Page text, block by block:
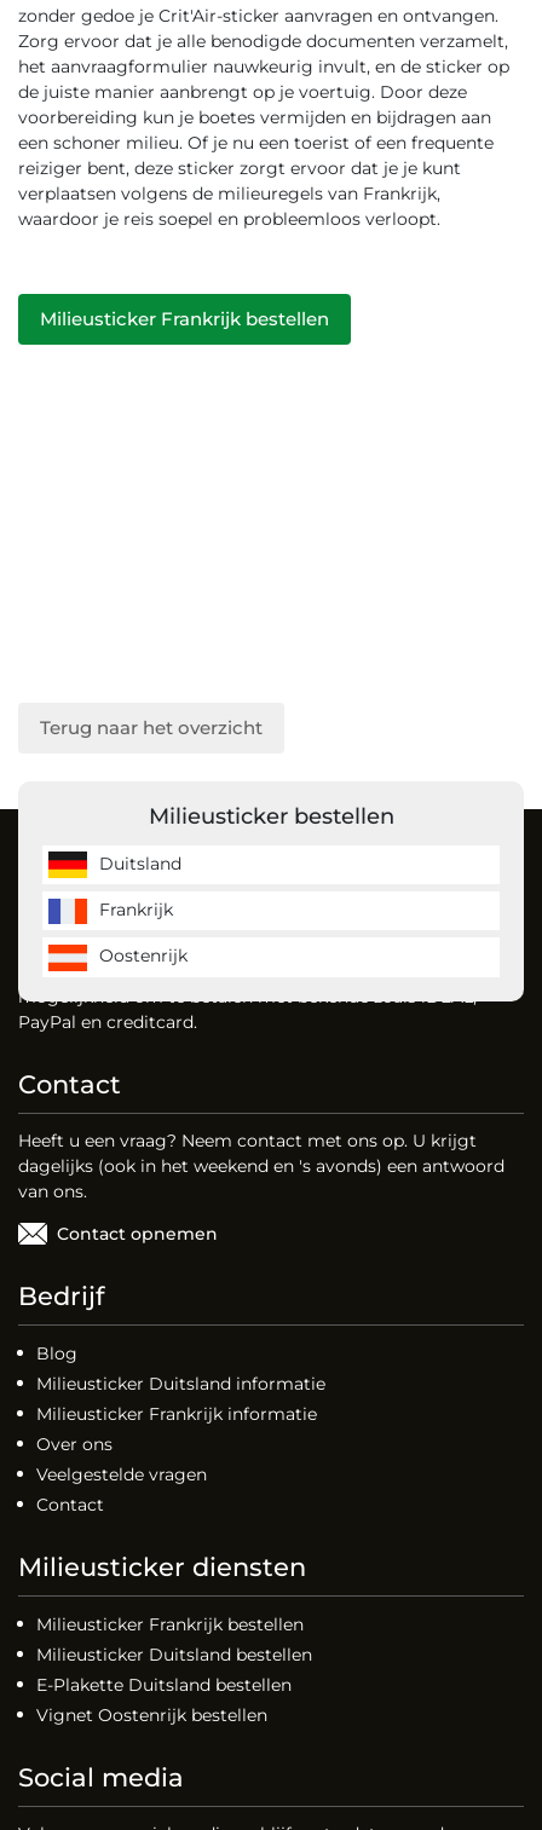
zonder gedoe je Crit'Air-sticker aanvragen en ontvangen.
Zorg ervoor dat je alle benodigde documenten verzamelt,
het aanvraagformulier nauwkeurig invult, en de sticker op
de juiste manier aanbrengt op je voertuig. Door deze
voorbereiding kun je boetes vermijden en bijdragen aan
een schoner milieu. Of je nu een toerist of een frequente
reiziger bent, deze sticker zorgt ervoor dat je je kunt
verplaatsen volgens de milieuregels van Frankrijk,
waardoor je reis soepel en probleemloos verloopt.
Milieusticker Frankrijk bestellen
Milieusticker bestellen
Duitsland
Frankrijk
Oostenrijk
Terug naar het overzicht
Over ons
MilieustickerKopen is de milieusticker specialist en bestelt
u gemakkelijk uw milieusticker voor Duitsland, Frankrijk en
vignet voor Oostenrijk. Dankzij onze website heeft u de
mogelijkheid om te betalen met bekende zoals iDEAL,
PayPal en creditcard.
Contact
Heeft u een vraag? Neem contact met ons op. U krijgt
dagelijks (ook in het weekend en 's avonds) een antwoord
van ons.
Contact opnemen
Bedrijf
Blog
Milieusticker Duitsland informatie
Milieusticker Frankrijk informatie
Over ons
Veelgestelde vragen
Contact
Milieusticker diensten
Milieusticker Frankrijk bestellen
Milieusticker Duitsland bestellen
E-Plakette Duitsland bestellen
Vignet Oostenrijk bestellen
Social media